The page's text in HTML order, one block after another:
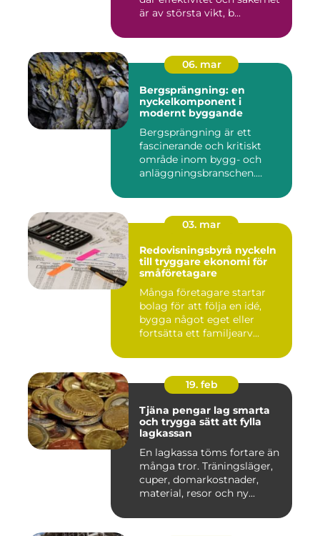
är av största vikt, b...
06. mar
Bergsprängning: en
nyckelkomponent i
modernt byggande
Bergsprängning är ett
fascinerande och kritiskt
område inom bygg- och
anläggningsbranschen.
03. mar
Redovisningsbyrå nyckeln
till tryggare ekonomi för
småföretagare
Många företagare startar
bolag för att följa en idé,
bygga något eget eller
fortsätta ett familjearv...
19. feb
Tjäna pengar lag smarta
och trygga sätt att fylla
lagkassan
En lagkassa töms fortare än
många tror. Träningsläger,
cuper, domarkostnader,
material, resor och ny...